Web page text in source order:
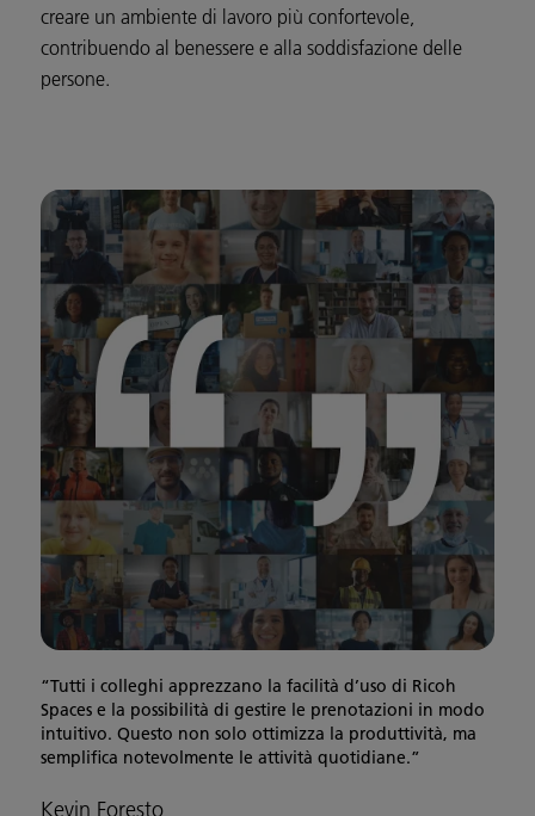
creare un ambiente di lavoro più confortevole,
contribuendo al benessere e alla soddisfazione delle
persone.
“Tutti i colleghi apprezzano la facilità d’uso di Ricoh
Spaces e la possibilità di gestire le prenotazioni in modo
intuitivo. Questo non solo ottimizza la produttività, ma
semplifica notevolmente le attività quotidiane.”
Kevin Foresto